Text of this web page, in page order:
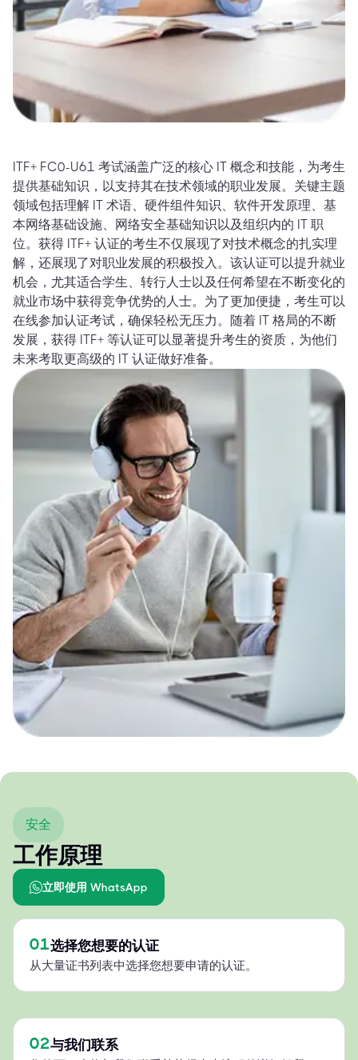
ITF+ FC0-U61 考试涵盖广泛的核心 IT 概念和技能，为考生
提供基础知识，以支持其在技术领域的职业发展。关键主题
领域包括理解 IT 术语、硬件组件知识、软件开发原理、基
本网络基础设施、网络安全基础知识以及组织内的 IT 职
位。获得 ITF+ 认证的考生不仅展现了对技术概念的扎实理
解，还展现了对职业发展的积极投入。该认证可以提升就业
机会，尤其适合学生、转行人士以及任何希望在不断变化的
就业市场中获得竞争优势的人士。为了更加便捷，考生可以
在线参加认证考试，确保轻松无压力。随着 IT 格局的不断
发展，获得 ITF+ 等认证可以显著提升考生的资质，为他们
未来考取更高级的 IT 认证做好准备。
安全
工作原理
立即使用 WhatsApp
01选择您想要的认证
从大量证书列表中选择您想要申请的认证。
02与我们联系